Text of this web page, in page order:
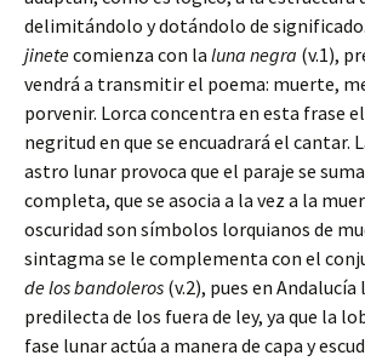
delimitándolo y dotándolo de
jinetecomienza con la luna negra (v.1),
vendrá a transmitir el poema: muerte,
porvenir. Lorca concentra en esta frase el
negritud en que se encuadrará el cantar.
astro lunar provoca que el paraje se
completa, que se asocia a la vez a la
oscuridad son símbolos lorquianos de
sintagma se le complementa con el
de los bandoleros (v.2), pues en Andalucía
predilecta de los fuera de ley, ya que la
fase lunar actúa a manera de capa y